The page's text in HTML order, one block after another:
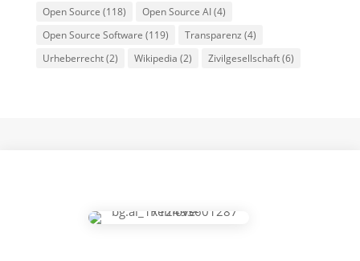
Open Source (118) Open Source AI(4)
Open Source Software (119) Transparenz (4)
Urheberrecht(2) Wikipedia (2) Zivilgesellschaft(6)